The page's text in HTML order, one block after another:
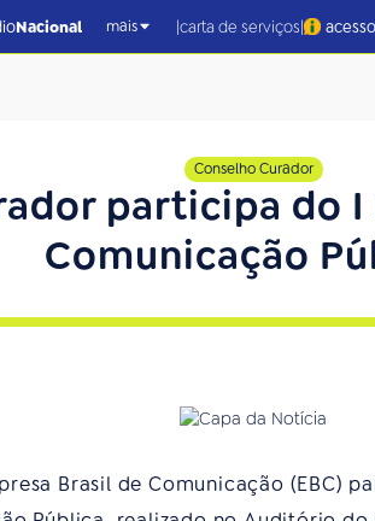
Nacional mais |carta de serviços|
Conselho Curador
participa do
Comunicação
Brasil de Comunicação (EBC)